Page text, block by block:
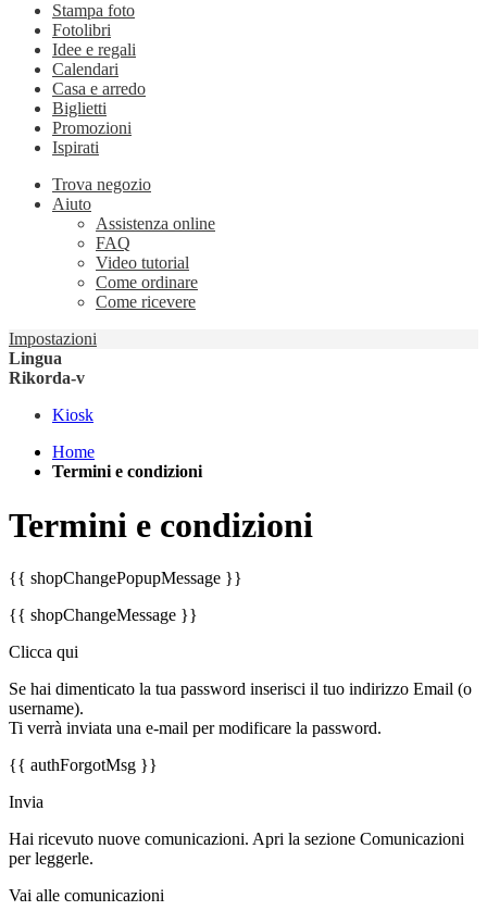
Stampa foto
Fotolibri
Idee e regali
Calendari
Casa e arredo
Biglietti
Promozioni
Ispirati
Trova negozio
Aiuto
Assistenza online
FAQ
Video tutorial
Come ordinare
Come ricevere
Impostazioni
Lingua
Rikorda-v
Kiosk
Home
Termini e condizioni
Termini e condizioni
{{ shopChangePopupMessage }}
{{ shopChangeMessage }}
Clicca qui
Se hai dimenticato la tua password inserisci il tuo indirizzo Email (o
username).
Ti verrà inviata una e-mail per modificare la password.
{{ authForgotMsg }}
Invia
Hai ricevuto nuove comunicazioni. Apri la sezione Comunicazioni
per leggerle.
Vai alle comunicazioni